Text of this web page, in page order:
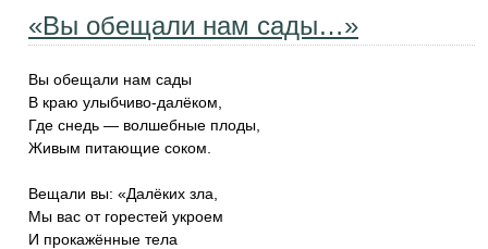
«Вы обещали нам сады…»
Вы обещали нам сады
В краю улыбчиво-далёком,
Где снедь — волшебные плоды,
Живым питающие соком.
Вещали вы: «Далёких зла,
Мы вас от горестей укроем
И прокажённые тела